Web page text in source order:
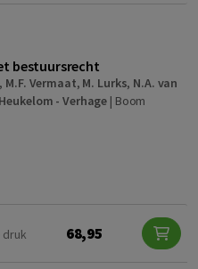
bestuursrecht
, M.F. Vermaat, M. Lurks, N.A. van
- Verhage | Boom
druk
68,95